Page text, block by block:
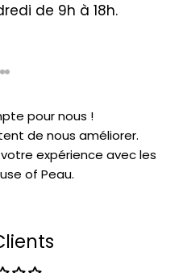
de 9h à 18h.
pour nous !
de nous améliorer.
expérience avec les
of Peau.